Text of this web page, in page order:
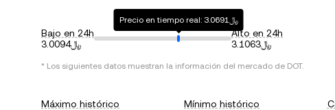
Bajo en 24h
﷼3.0094
Precio en tiempo real: ﷼3.0691
Alto en 24h
﷼3.1063
* Los siguientes datos muestran la información del mercado de DOT.
Máximo histórico
Mínimo histórico